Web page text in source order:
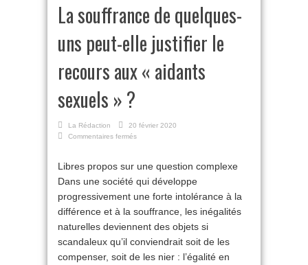
La souffrance de quelques-
uns peut-elle justifier le
recours aux « aidants
sexuels » ?
La Rédaction
20 février 2020
Commentaires fermés
de
quelques-
peut-
elle
justifier
recours
aux
Libres propos sur une question complexe
Dans une société qui développe
progressivement une forte intolérance à la
différence et à la souffrance, les inégalités
naturelles deviennent des objets si
scandaleux qu’il conviendrait soit de les
compenser, soit de les nier : l’égalité en